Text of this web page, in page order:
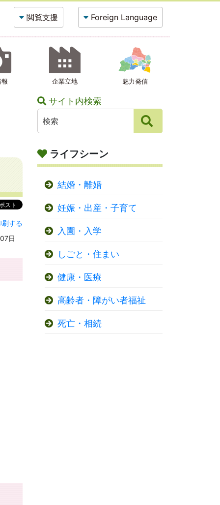
閲覧支援 Foreign Language
企業立地 魅力発信
する
日
サイト内検索
ライフシーン
結婚・離婚
妊娠・出産・子育て
入園・入学
しごと・住まい
健康・医療
高齢者・障がい者福祉
死亡・相続